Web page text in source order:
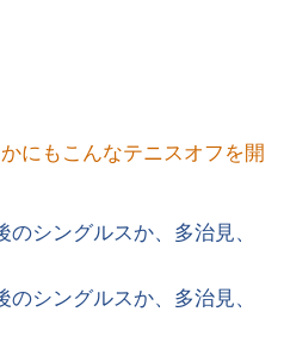
にもこんなテニスオフを開
のシングルスか、多治見、
のシングルスか、多治見、